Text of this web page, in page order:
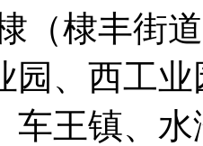
（棣丰街
园、西工
车王镇、